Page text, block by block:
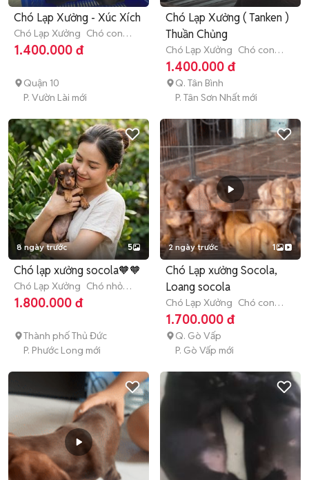
Chó Lạp Xưởng - Xúc Xích
Chó Lạp Xưởng Chó con
(dưới 3 tháng tuổi)
1.400.000 đ
Quận 10
P. Vườn Lài mới
Chó Lạp Xưởng ( Tanken )
Thuần Chủng
Chó Lạp Xưởng Chó con
(dưới 3 tháng tuổi)
1.400.000 đ
Q. Tân Bình
P. Tân Sơn Nhất mới
8 ngày trước 5
Chó lạp xưởng socola🧡🧡
Chó Lạp Xưởng Chó nhỏ
(dưới 1 năm tuổi)
1.800.000 đ
Thành phố Thủ Đức
P. Phước Long mới
2 ngày trước 1
Chó Lạp xưởng Socola,
Loang socola
Chó Lạp Xưởng Chó con
(dưới 3 tháng tuổi)
1.700.000 đ
Q. Gò Vấp
P. Gò Vấp mới